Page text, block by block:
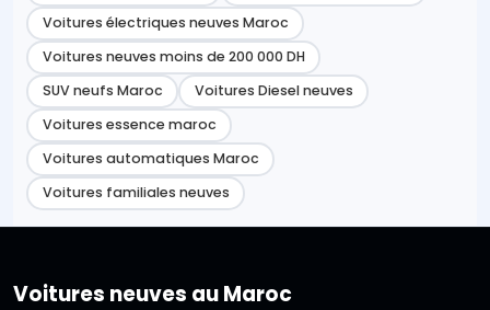
Voitures électriques neuves Maroc
Voitures neuves moins de 200 000 DH
SUV neufs Maroc
Voitures Diesel neuves
Voitures essence maroc
Voitures automatiques Maroc
Voitures familiales neuves
Voitures neuves au Maroc